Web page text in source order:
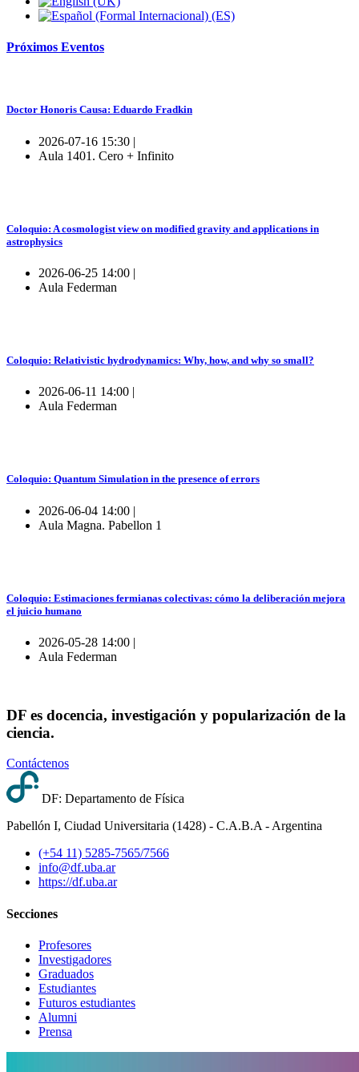
Próximos Eventos
Doctor Honoris Causa: Eduardo Fradkin
2026-07-16 15:30 |
Aula 1401. Cero + Infinito
Coloquio: A cosmologist view on modified gravity and applications in
astrophysics
2026-06-25 14:00 |
Aula Federman
Coloquio: Relativistic hydrodynamics: Why, how, and why so small?
2026-06-11 14:00 |
Aula Federman
Coloquio: Quantum Simulation in the presence of errors
2026-06-04 14:00 |
Aula Magna. Pabellon 1
Coloquio: Estimaciones fermianas colectivas: cómo la deliberación mejora
el juicio humano
2026-05-28 14:00 |
Aula Federman
DF es docencia, investigación y popularización de la
ciencia.
Contáctenos
DF: Departamento de Física
Pabellón I, Ciudad Universitaria (1428) - C.A.B.A - Argentina
(+54 11) 5285-7565/7566
info@df.uba.ar
https://df.uba.ar
Secciones
Profesores
Investigadores
Graduados
Estudiantes
Futuros estudiantes
Alumni
Prensa